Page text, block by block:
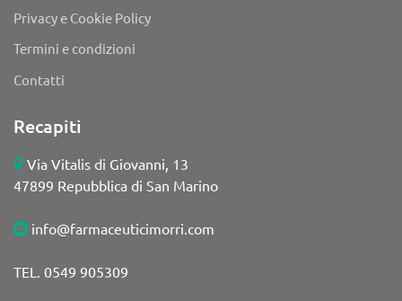
Privacy e Cookie Policy
Termini e condizioni
Contatti
Recapiti
Via Vitalis di Giovanni, 13
47899 Repubblica di San Marino
info@farmaceuticimorri.com
TEL. 0549 905309